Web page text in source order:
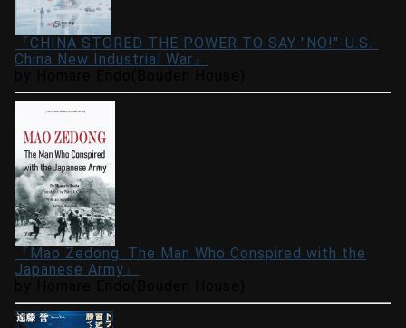
『CHINA STORED THE POWER TO SAY "NO!"-U.S.-
China New Industrial War』
『Mao Zedong: The Man Who Conspired with the
Japanese Army』